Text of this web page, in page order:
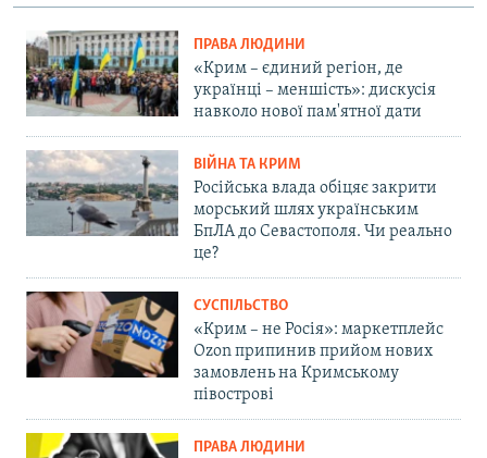
ПРАВА ЛЮДИНИ
«Крим – єдиний регіон, де
українці – меншість»: дискусія
навколо нової пам'ятної дати
ВІЙНА ТА КРИМ
Російська влада обіцяє закрити
морський шлях українським
БпЛА до Севастополя. Чи реально
це?
СУСПІЛЬСТВО
«Крим – не Росія»: маркетплейс
Ozon припинив прийом нових
замовлень на Кримському
півострові
ПРАВА ЛЮДИНИ